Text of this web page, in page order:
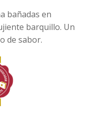
bañadas en
barquillo. Un
de sabor.